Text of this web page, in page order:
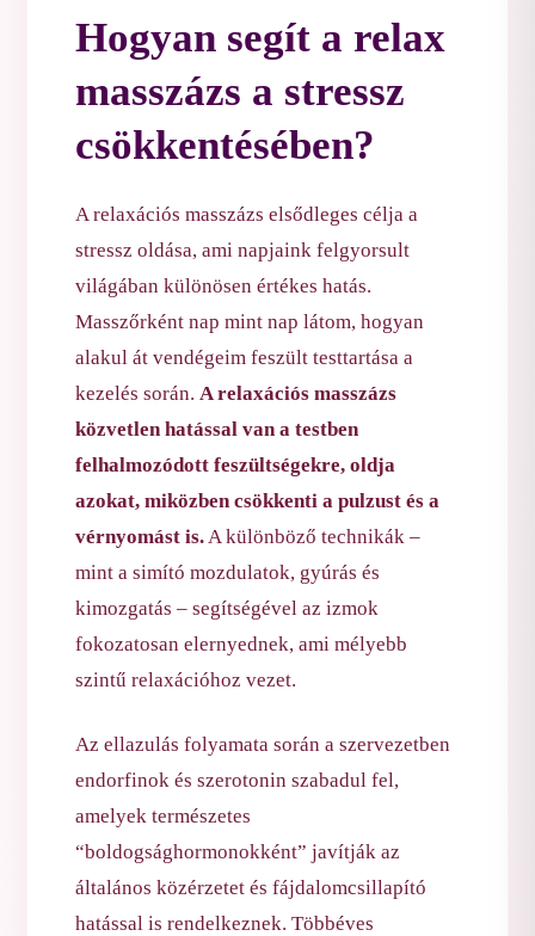
Hogyan segít a relax
masszázs a stressz
csökkentésében?
A relaxációs masszázs elsődleges célja a
stressz oldása, ami napjaink felgyorsult
világában különösen értékes hatás.
Masszőrként nap mint nap látom, hogyan
alakul át vendégeim feszült testtartása a
kezelés során.A relaxációs masszázs
közvetlen hatással van a testben
felhalmozódott feszültségekre, oldja
azokat, miközben csökkenti a pulzust és a
vérnyomást is.A különböző technikák –
mint a simító mozdulatok, gyúrás és
kimozgatás – segítségével az izmok
fokozatosan elernyednek, ami mélyebb
szintű relaxációhoz vezet.
Az ellazulás folyamata során a szervezetben
endorfinok és szerotonin szabadul fel,
amelyek természetes
“boldogsághormonokként” javítják az
általános közérzetet és fájdalomcsillapító
hatással is rendelkeznek. Többéves